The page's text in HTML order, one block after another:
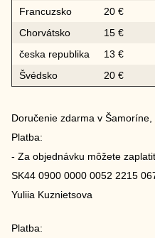
Francuzsko
20 €
Chorvátsko
15 €
česka republika
13 €
Švédsko
20 €
Doručenie zdarma v
Platba:
- Za objednávku môžete
SK44 0900 0000 0052 2215
Yuliia Kuznietsova
Platba: